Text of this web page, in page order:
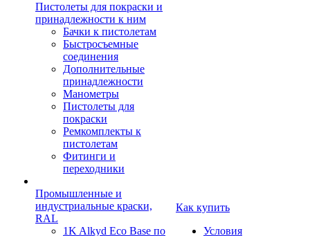
Пистолеты для покраски и
принадлежности к ним
Бачки к пистолетам
Быстросъемные
соединения
Дополнительные
принадлежности
Манометры
Пистолеты для
покраски
Ремкомплекты к
пистолетам
Фитинги и
переходники
Промышленные и
индустриальные краски,
RAL
1K Alkyd Eco Base по
Как купить
Условия